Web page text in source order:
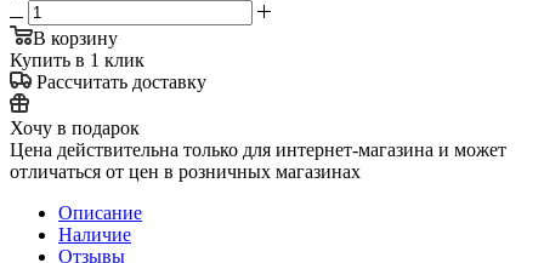
В корзину
Купить в 1 клик
Рассчитать доставку
Хочу в подарок
Цена действительна только для интернет-магазина и может
отличаться от цен в розничных магазинах
Описание
Наличие
Отзывы